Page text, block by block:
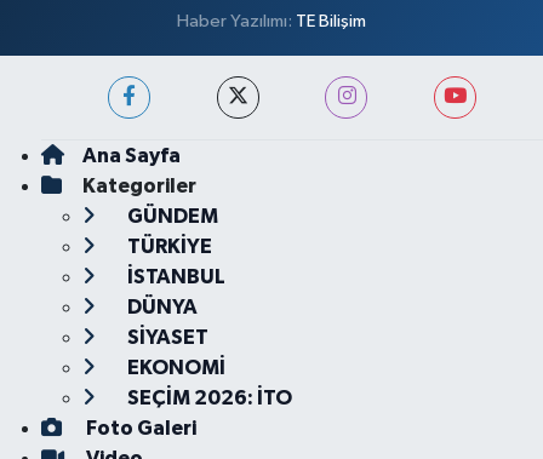
Haber Yazılımı: TE Bilişim
Ana Sayfa
Kategoriler
GÜNDEM
TÜRKİYE
İSTANBUL
DÜNYA
SİYASET
EKONOMİ
SEÇİM 2026: İTO
Foto Galeri